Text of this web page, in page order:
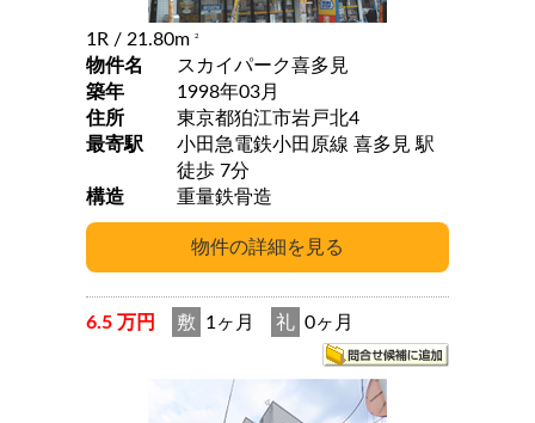
1R / 21.80m 2
物件名
スカイパーク喜多見
築年
1998年03月
住所
東京都狛江市岩戸北4
最寄駅
小田急電鉄小田原線 喜多見 駅
徒歩 7分
構造
重量鉄骨造
6.5 万円 敷 1ヶ月 礼 0ヶ月